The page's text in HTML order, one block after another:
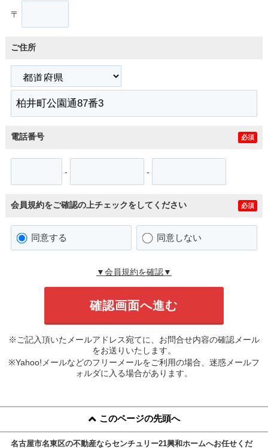
〒
ご住所
電話番号 必須
- -
会員規約をご確認の上チェックをしてください 必須
同意する 同意しない
▼会員規約を確認▼
※ご記入頂いたメールアドレス宛てに、お問合せ内容の確認メール
をお送りいたします。
※Yahoo!メールなどのフリーメールをご利用の場合、迷惑メールフ
ォルダに入る場合があります。
このページの先頭へ
名古屋市名東区の不動産ならセンチュリー21興和ホームへお任せくだ